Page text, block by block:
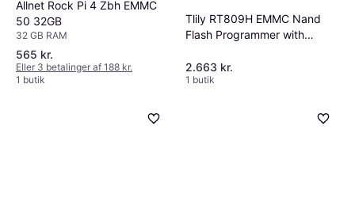
Allnet Rock Pi 4 Zbh EMMC
50 32GB
32 GB RAM
565 kr.
Eller 3 betalinger af 188 kr.
1 butik
Tlily RT809H EMMC Nand
Flash Programmer with
2.663 kr.
1 butik